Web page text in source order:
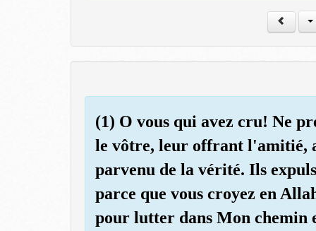
(1) O vous qui avez cru! Ne
le vôtre, leur offrant l'amitié,
parvenu de la vérité. Ils
parce que vous croyez en
pour lutter dans Mon chemin